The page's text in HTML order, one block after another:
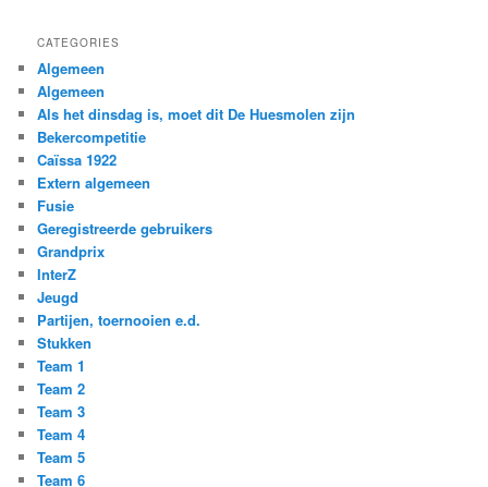
CATEGORIES
Algemeen
Algemeen
Als het dinsdag is, moet dit De Huesmolen zijn
Bekercompetitie
Caïssa 1922
Extern algemeen
Fusie
Geregistreerde gebruikers
Grandprix
InterZ
Jeugd
Partijen, toernooien e.d.
Stukken
Team 1
Team 2
Team 3
Team 4
Team 5
Team 6